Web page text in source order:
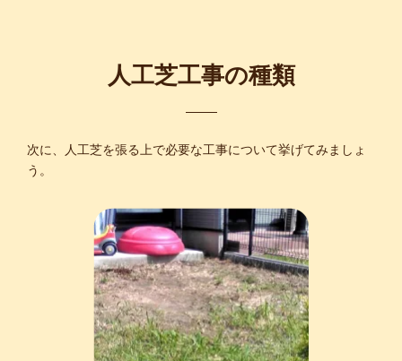
人工芝工事の種類
次に、人工芝を張る上で必要な工事について挙げてみましょ
う。